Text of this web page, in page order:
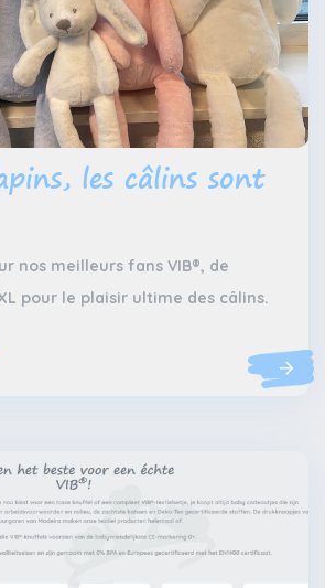
les câlins sont
nos meilleurs fans VIB®, de
pour le plaisir ultime des câlins.